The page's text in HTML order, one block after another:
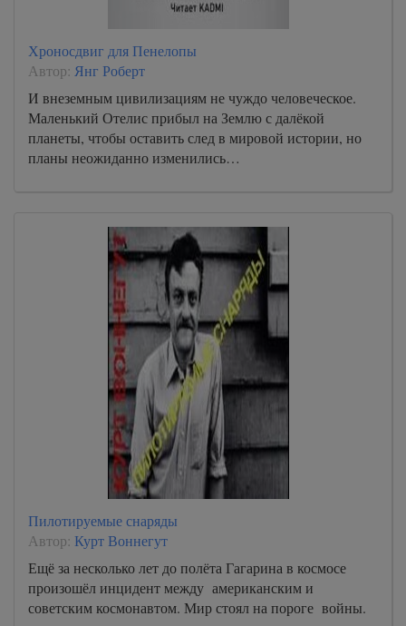
Хроносдвиг для Пенелопы
Автор: Янг Роберт
И внеземным цивилизациям не чуждо человеческое.
Маленький Отелис прибыл на Землю с далёкой
планеты, чтобы оставить след в мировой истории, но
планы неожиданно изменились…
Пилотируемые снаряды
Автор: Курт Воннегут
Ещё за несколько лет до полёта Гагарина в космосе
произошёл инцидент между американским и
советским космонавтом. Мир стоял на пороге войны.